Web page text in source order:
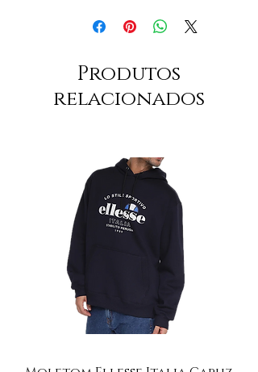
Produtos
relacionados